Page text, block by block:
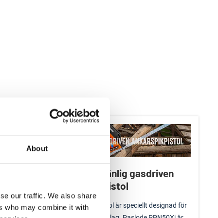
About
our traffic. We also share
who may combine it with
Användarvänlig gasdriven
ankarspikpistol
En ankarspikpistol är speciellt designad för